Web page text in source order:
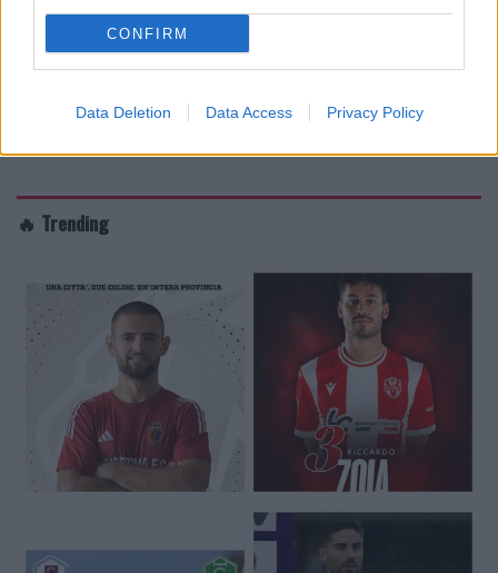
CONFIRM
Data Deletion Data Access Privacy Policy
🔥 Trending